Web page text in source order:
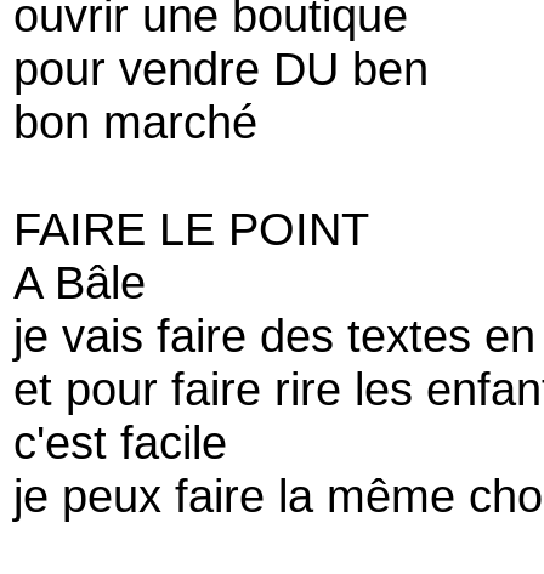
ouvrir une boutique
pour vendre DU ben
bon marché
FAIRE LE POINT
A Bâle
je vais faire des textes
et pour faire rire les
c'est facile
je peux faire la même